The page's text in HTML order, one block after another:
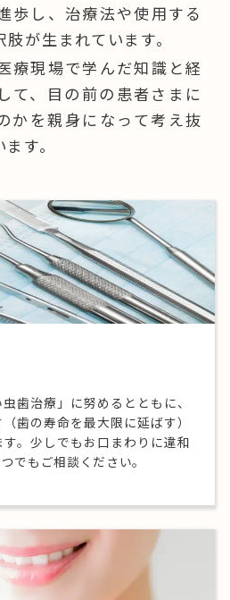
歩し、治療法や使用する
が生まれています。
療現場で学んだ知識と経
て、目の前の患者さまに
かを親身になって考え抜
す。
歯治療」に努めるとともに、
歯の寿命を最大限に延ばす）
。少しでもお口まわりに違和
でもご相談ください。